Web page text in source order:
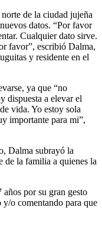
de la ciudad jujeña
datos. “Por favor
Cualquier dato sirve.
favor”, escribió Dalma,
y residente en el
ya que “no
dispuesta a elevar el
vida. Yo estoy sola
importante para mi”,
Dalma subrayó la
de la familia a quienes la
por su gran gesto
o comentando para que